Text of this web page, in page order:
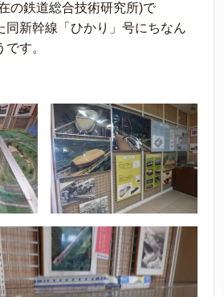
の鉄道総合技術研究所)で
同新幹線「ひかり」号にちなん
す。